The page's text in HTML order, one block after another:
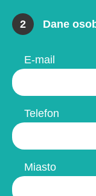
2 Dane
E-mail
Telefon
Miasto